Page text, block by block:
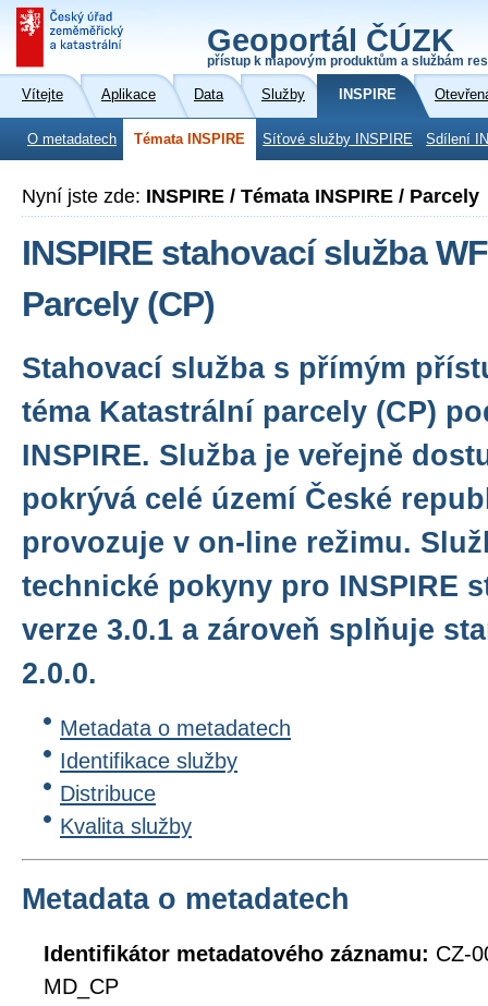
Geoportál ČÚZK
přístup k mapovým produktům a službám
Vítejte Aplikace Data Služby INSPIRE
O metadatech Témata INSPIRE Síťové služby INSPIRE Sdílení
Nyní jste zde: INSPIRE / Témata INSPIRE / Parcely
INSPIRE stahovací služba
Parcely (CP)
Stahovací služba s přímým
téma Katastrální parcely (CP)
INSPIRE. Služba je veřejně
pokrývá celé území České
provozuje v on-line režimu.
technické pokyny pro INSPIRE
verze 3.0.1 a zároveň splňuje
2.0.0.
Metadata o metadatech
Identifikace služby
Distribuce
Kvalita služby
Metadata o metadatech
Identifikátor metadatového záznamu: CZ-
MD_CP